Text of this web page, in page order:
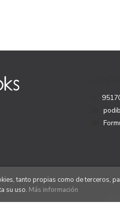
tanto propias como de terceros,
su uso. Más información